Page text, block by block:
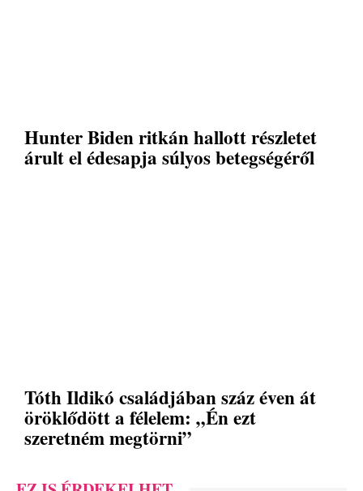
Hunter Biden ritkán hallott részletet
árult el édesapja súlyos betegségéről
Tóth Ildikó családjában száz éven át
öröklődött a félelem: „Én ezt
szeretném megtörni”